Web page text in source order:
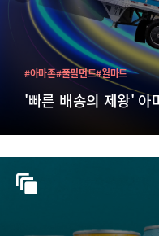
'빠른 배송의 제왕' 아
#아마존#풀필먼트#월마트